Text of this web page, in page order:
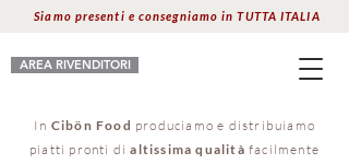
Siamo presenti e consegniamo in TUTTA ITALIA
AREA RIVENDITORI
In Cibön Food produciamo e distribuiamo
piatti pronti dialtissima qualità facilmente